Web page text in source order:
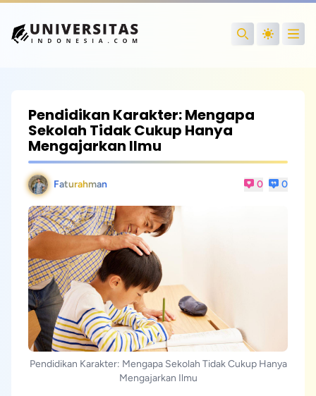
Search
Pendidikan Karakter: Mengapa
Sekolah Tidak Cukup Hanya
Mengajarkan Ilmu
Faturahman 0 0
Pendidikan Karakter: Mengapa Sekolah Tidak Cukup Hanya
Mengajarkan Ilmu